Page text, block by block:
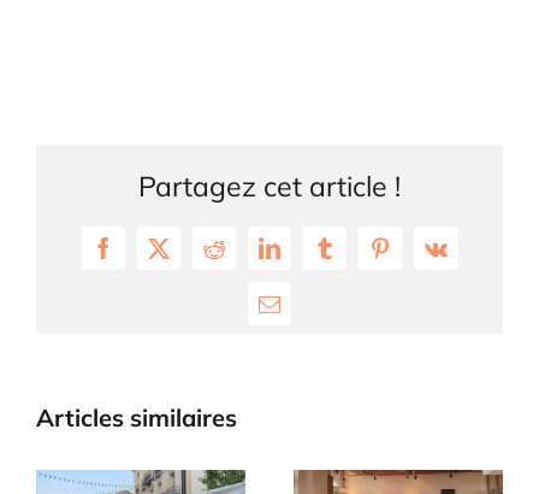
Partagez cet article !
Facebook
X RedditLinkedInTumblrPinterest
Vk
Email
Articles similaires